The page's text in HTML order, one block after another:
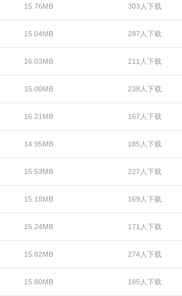
15.76MB 303人下载
15.04MB 287人下载
16.03MB 211人下载
15.00MB 238人下载
16.21MB 167人下载
14.95MB 185人下载
15.53MB 227人下载
15.18MB 169人下载
15.24MB 171人下载
15.82MB 274人下载
15.80MB 185人下载